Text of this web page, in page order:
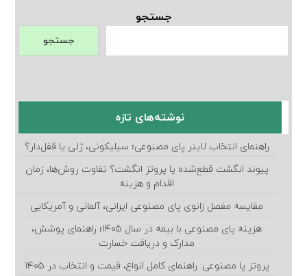
جستجو
جستجو
نوشته‌های تازه
راهنمای انتخاب لاینر پای مصنوعی؛ سیلیکونی، ژلی یا قفل‌دار؟
پیوند انگشت قطع‌شده یا پروتز انگشت؟ تفاوت روش‌ها، زمان
اقدام و هزینه
مقایسه مفصل زانوی پای مصنوعی ایرانی، آلمانی و آمریکایی
هزینه پای مصنوعی با بیمه در سال ۱۴۰۵؛ راهنمای پوشش،
مدارک و دریافت خسارت
پروتز پا مصنوعی: راهنمای کامل انواع، قیمت و انتخاب در ۱۴۰۵